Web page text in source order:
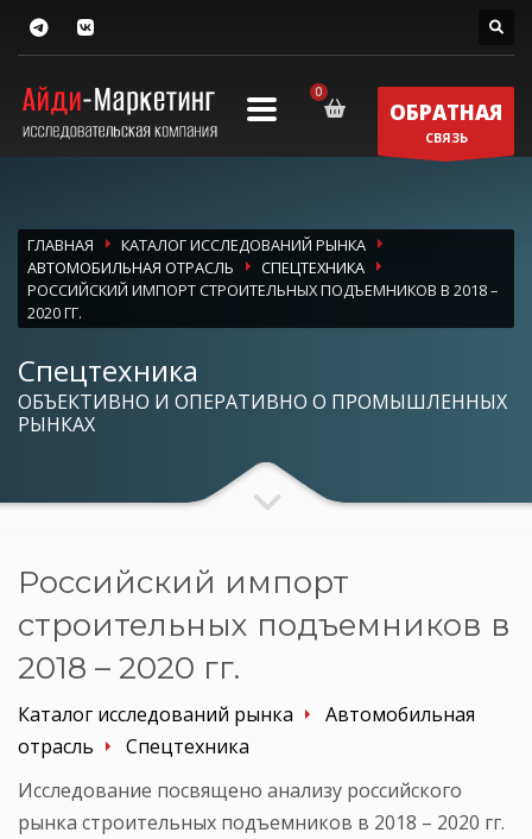
ОБРАТНАЯ
СВЯЗЬ
ГЛАВНАЯ
КАТАЛОГ ИССЛЕДОВАНИЙ РЫНКА
АВТОМОБИЛЬНАЯ ОТРАСЛЬ
СПЕЦТЕХНИКА
РОССИЙСКИЙ ИМПОРТ СТРОИТЕЛЬНЫХ ПОДЪЕМНИКОВ В 2018 –
2020 ГГ.
Спецтехника
ОБЪЕКТИВНО И ОПЕРАТИВНО О ПРОМЫШЛЕННЫХ
РЫНКАХ
Российский импорт
строительных подъемников в
2018 – 2020 гг.
Каталог исследований рынка
Автомобильная
отрасль
Спецтехника
Исследование посвящено анализу российского
рынка строительных подъемников в 2018 – 2020 гг.